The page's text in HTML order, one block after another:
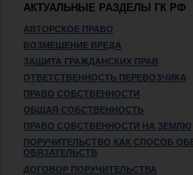
АКТУАЛЬНЫЕ РАЗДЕЛЫ ГК РФ
АВТОРСКОЕ ПРАВО
ВОЗМЕЩЕНИЕ ВРЕДА
ЗАЩИТА ГРАЖДАНСКИХ ПРАВ
ОТВЕТСТВЕННОСТЬ ПЕРЕВОЗЧИКА
ПРАВО СОБСТВЕННОСТИ
ОБЩАЯ СОБСТВЕННОСТЬ
ПРАВО СОБСТВЕННОСТИ НА ЗЕМЛЮ
ПОРУЧИТЕЛЬСТВО КАК СПОСОБ
ОБЯЗАТЕЛЬСТВ
ДОГОВОР ПОРУЧИТЕЛЬСТВА